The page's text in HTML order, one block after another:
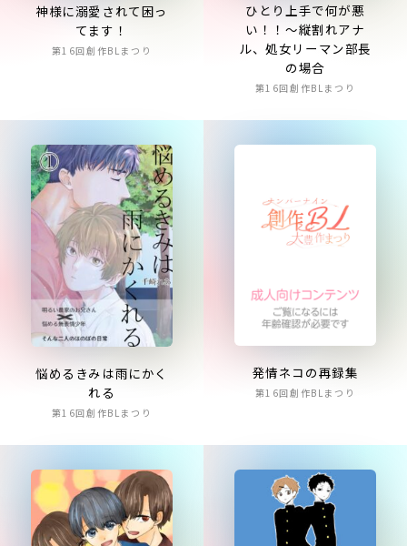
神様に溺愛されて困っ
てます！
第16回創作BLまつり
ひとり上手で何が悪
い！！～縦割れアナ
ル、処女リーマン部長
の場合
第16回創作BLまつり
悩めるきみは雨にかく
れる
第16回創作BLまつり
発情ネコの再録集
第16回創作BLまつり